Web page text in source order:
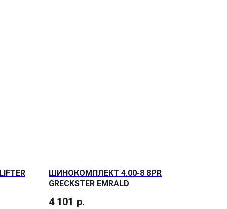
ШИНОКОМПЛЕКТ 4.00-8 8PR
GRECKSTER EMRALD
4 101 р.